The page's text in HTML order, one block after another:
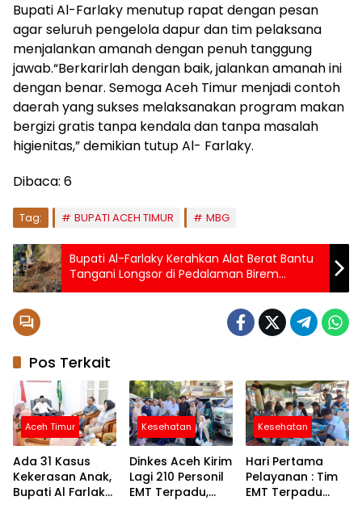
Bupati Al-Farlaky menutup rapat dengan pesan
agar seluruh pengelola dapur dan tim pelaksana
menjalankan amanah dengan penuh tanggung
jawab.“Berkarirlah dengan baik, jalankan amanah ini
dengan benar. Semoga Aceh Timur menjadi contoh
daerah yang sukses melaksanakan program makan
bergizi gratis tanpa kendala dan tanpa masalah
higienitas,” demikian tutup Al- Farlaky.
Dibaca: 6
Tag: BUPATI ACEH TIMUR MBG
Bupati Al-Farlaky Kerahkan Alat Berat Bantu
Tangani Longsor di Pedalaman Birem
Bayeun
Pos Terkait
Aceh Timur
Ada 31 Kasus
Kekerasan Anak,
Bupati Al Farlaky
Kesehatan
Dinkes Aceh Kirim
Lagi 210 Personil
EMT Terpadu,
Kesehatan
Hari Pertama
Pelayanan : Tim
EMT Terpadu